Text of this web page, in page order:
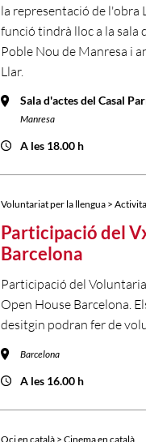
la representació de l'obra
funció tindrà lloc a la sala
Poble Nou de Manresa i
Llar.
Sala d'actes del Casal
Manresa
A les 18.00 h
Voluntariat per la llengua >
Participació del
Barcelona
Participació del
Open House Barcelona.
desitgin podran fer de
Barcelona
A les 16.00 h
Oci en català > Cinema en català